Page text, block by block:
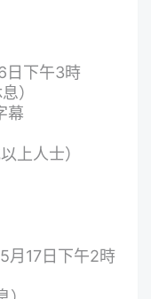
日下午3時
）
幕
上人士）
月17日下午2時